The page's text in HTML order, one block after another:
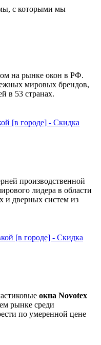
с которыми мы
на рынке окон в РФ.
мировых брендов,
в 53 странах.
[в городе] - Cкидка
производственной
лидера в области
и дверных систем из
[в городе] - Cкидка
окна Novotex
рынке среди
по умеренной цене